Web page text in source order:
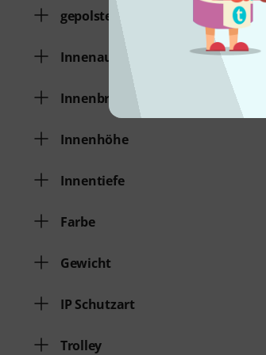
gepolstert
Innenausstattung
Innenbreite
Innenhöhe
Innentiefe
Farbe
Gewicht
IP Schutzart
Trolley